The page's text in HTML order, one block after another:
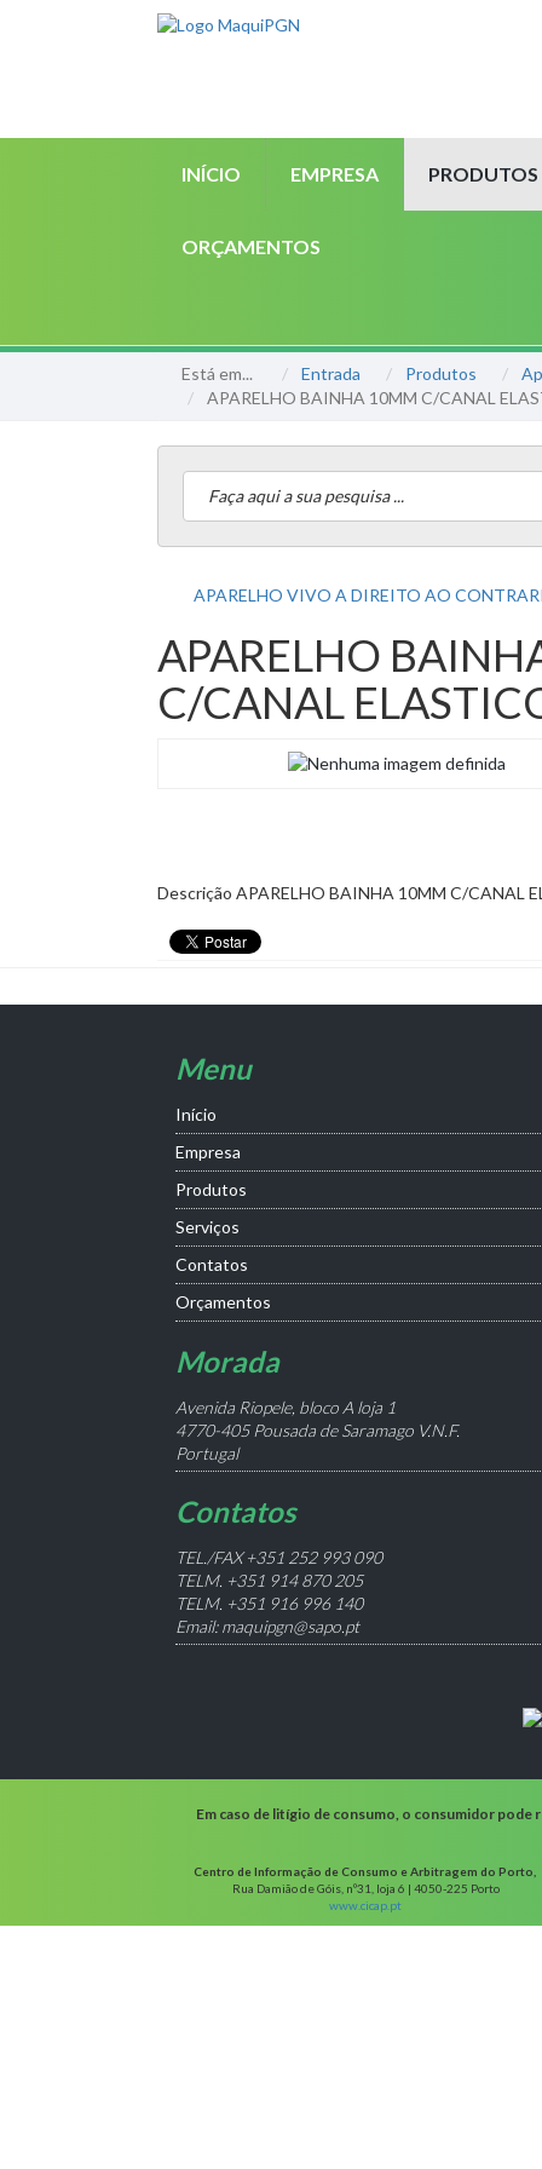
INÍCIO EMPRESA PRODUTOS
ORÇAMENTOS
Está em... Entrada Produtos
APARELHO BAINHA 10MM C/CANAL
APARELHO VIVO A DIREITO AO
APARELHO
C/CANAL
Descrição APARELHO BAINHA 10MM C/CANAL
Menu
Início
Empresa
Produtos
Serviços
Contatos
Orçamentos
Morada
Avenida Riopele, bloco A loja 1
4770-405 Pousada de Saramago V.N.F.
Portugal
Contatos
TEL./FAX +351 252 993 090
TELM. +351 914 870 205
TELM. +351 916 996 140
Email: maquipgn@sapo.pt
Em caso de litígio de consumo, o consumidor
Centro de Informação de Consumo e Arbitragem do Porto,
Rua Damião de Góis, nº31, loja 6 | 4050-225 Porto
www.cicap.pt